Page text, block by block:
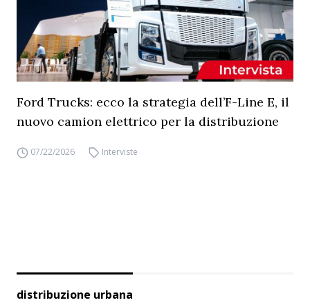
Ford Trucks: ecco la strategia dell’F-Line E, il
nuovo camion elettrico per la distribuzione
07/22/2026 Interviste
distribuzione urbana